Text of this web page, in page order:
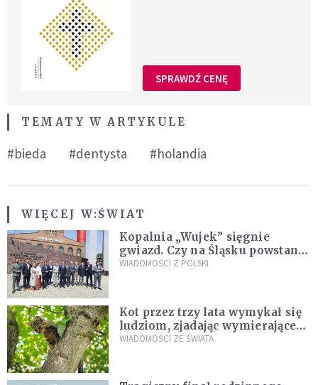
SPRAWDŹ CENĘ
TEMATY W ARTYKULE
#bieda #dentysta #holandia
WIĘCEJ W:ŚWIAT
Kopalnia „Wujek” sięgnie
gwiazd. Czy na Śląsku powstanie
„Dolina Krzemowa”?
WIADOMOŚCI Z POLSKI
Kot przez trzy lata wymykał się
ludziom, zjadając wymierające
kaczki. W końcu popełnił
WIADOMOŚCI ZE ŚWIATA